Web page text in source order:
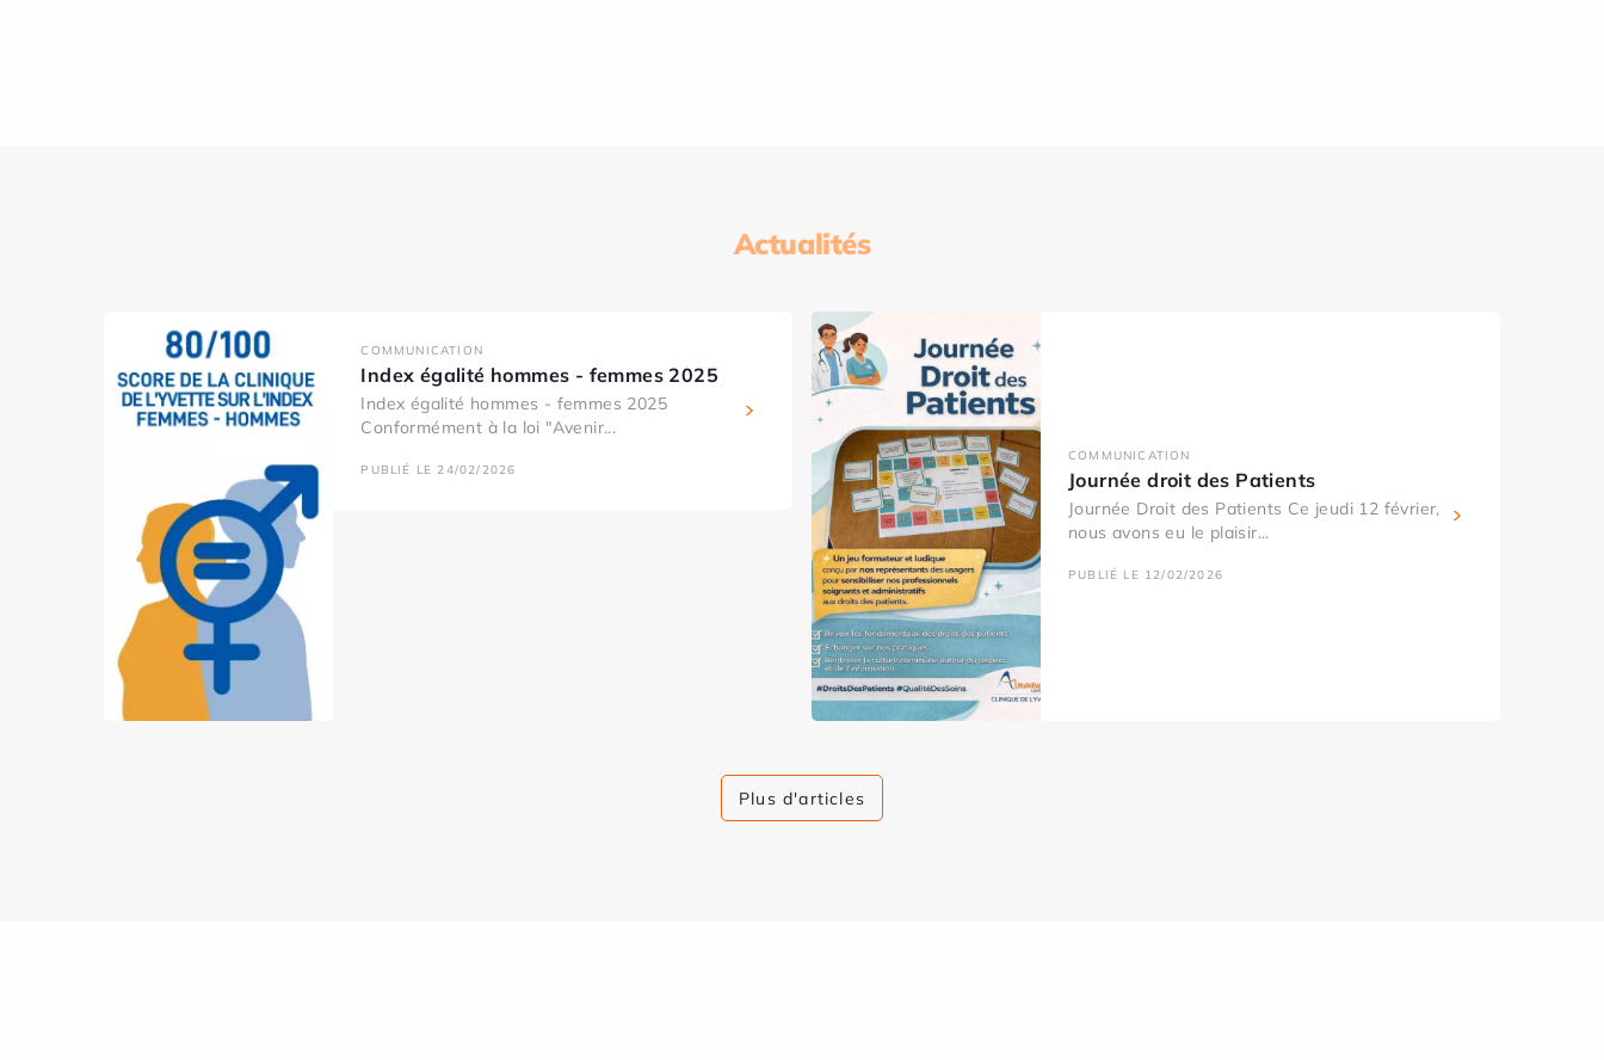
Actualités
COMMUNICATION
Index égalité hommes - femmes 2025
Index égalité hommes - femmes 2025
Conformément à la loi "Avenir...
PUBLIÉ LE 24/02/2026
COMMUNICATION
Journée droit des Patients
Journée Droit des Patients Ce jeudi 12 février,
nous avons eu le plaisir...
PUBLIÉ LE 12/02/2026
Plus d'articles